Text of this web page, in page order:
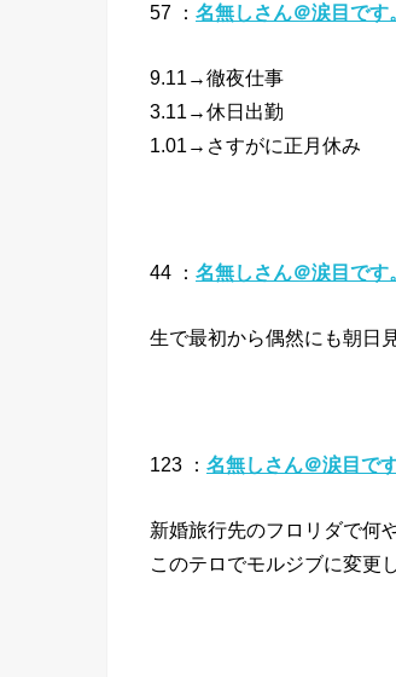
57 ： 名無しさん＠涙目です。
9.11→徹夜仕事
3.11→休日出勤
1.01→さすがに正月休み
44 ： 名無しさん＠涙目です。
生で最初から偶然にも朝日
123 ： 名無しさん＠涙目です
新婚旅行先のフロリダで何
このテロでモルジブに変更